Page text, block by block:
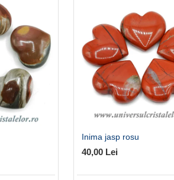
Inima jasp rosu
40,00 Lei